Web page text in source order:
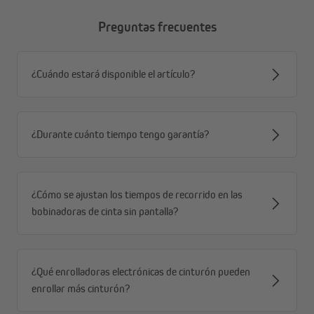
Preguntas frecuentes
¿Cuándo estará disponible el artículo?
¿Durante cuánto tiempo tengo garantía?
¿Cómo se ajustan los tiempos de recorrido en las
bobinadoras de cinta sin pantalla?
¿Qué enrolladoras electrónicas de cinturón pueden
enrollar más cinturón?